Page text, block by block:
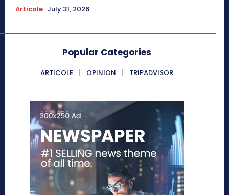
Articole July 31, 2026
Popular Categories
ARTICOLE OPINION TRIPADVISOR